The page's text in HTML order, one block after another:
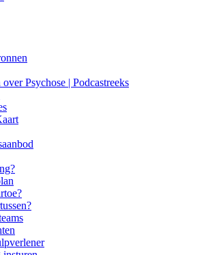
over Psychose | Podcastreeks